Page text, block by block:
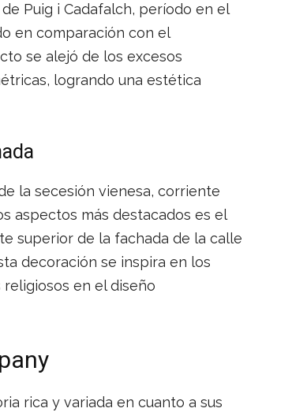
Puig i Cadafalch, período en el
en comparación con el
se alejó de los excesos
logrando una estética
la secesión vienesa, corriente
aspectos más destacados es el
superior de la fachada de la calle
decoración se inspira en los
en el diseño
rica y variada en cuanto a sus